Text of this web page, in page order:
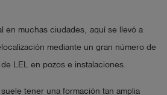
en muchas ciudades, aquí se llevó a
mediante un gran número de
LEL en pozos e instalaciones.
tener una formación tan amplia